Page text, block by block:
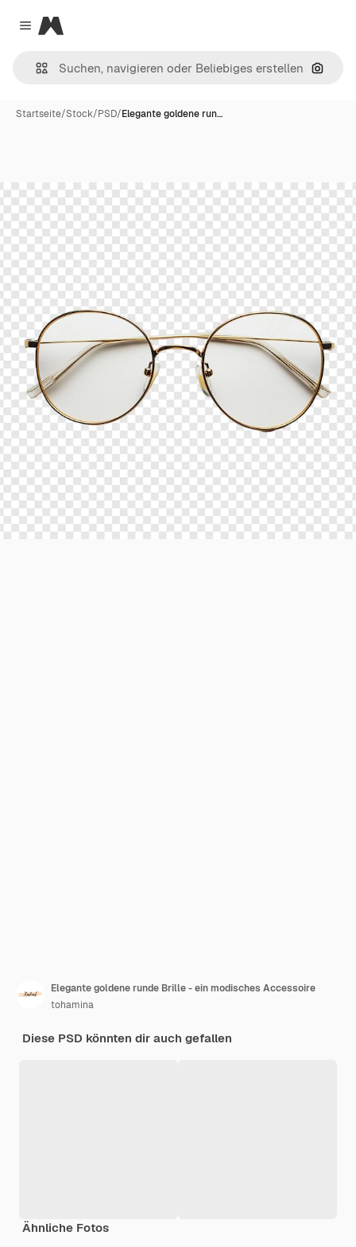
Close menu
Magnific
Nach
Startseite/Stock/PSD/Elegante goldene run…
Elegante goldene runde Brille - ein modisches Accessoire
tohamina
Diese PSD könnten dir auch gefallen
Ähnliche Fotos